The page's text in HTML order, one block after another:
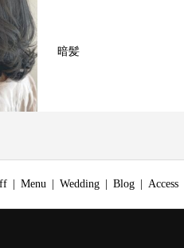
暗髪
Menu Wedding Blog Access